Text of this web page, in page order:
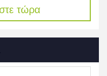
τώρα